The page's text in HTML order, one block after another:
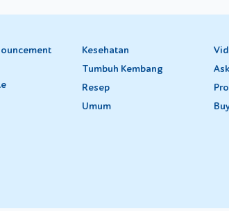
Kesehatan
Tumbuh Kembang
Resep
Umum